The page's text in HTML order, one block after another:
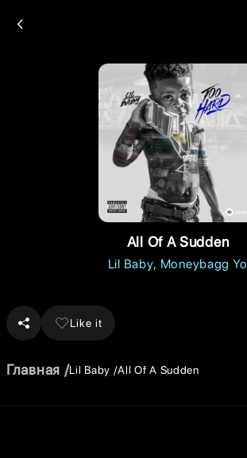
All Of A Sudden
Lil Baby Moneybagg Yo
Like it
Главная Lil Baby All Of A Sudden